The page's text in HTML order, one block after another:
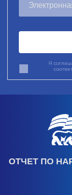
Я
ОТЧЕТ ПО